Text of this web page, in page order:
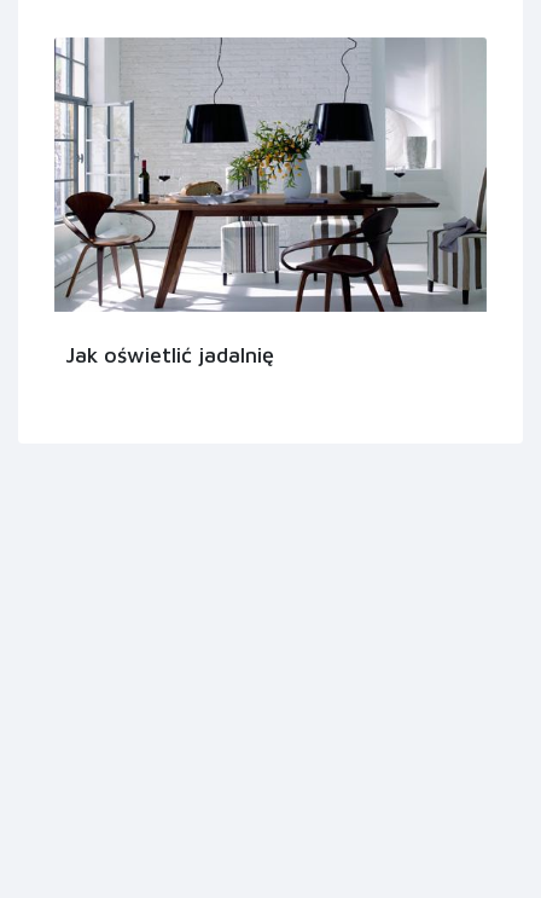
Jak oświetlić jadalnię